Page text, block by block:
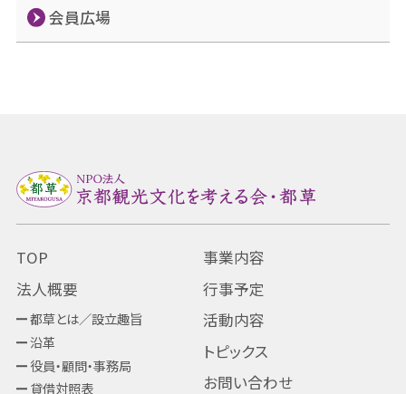
会員広場
TOP
法人概要
都草とは／設立趣旨
沿革
役員・顧問・事務局
貸借対照表
事業内容
行事予定
活動内容
トピックス
お問い合わせ